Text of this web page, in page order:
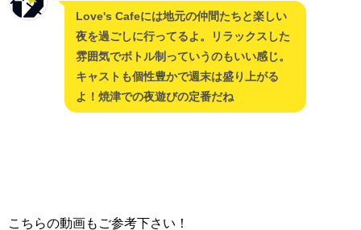
Love's Cafeには地元の仲間たちと楽しい
夜を過ごしに行ってるよ。リラックスした
雰囲気でボトル制っていうのもいい感じ。
キャストも個性豊かで週末は盛り上がる
よ！焼津での夜遊びの定番だね
こちらの動画もご参考下さい！